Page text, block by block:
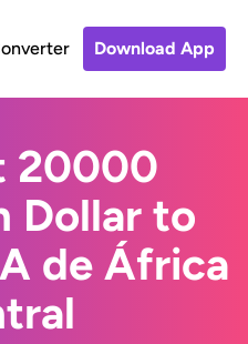
Download App
20000
Dollar to
de África